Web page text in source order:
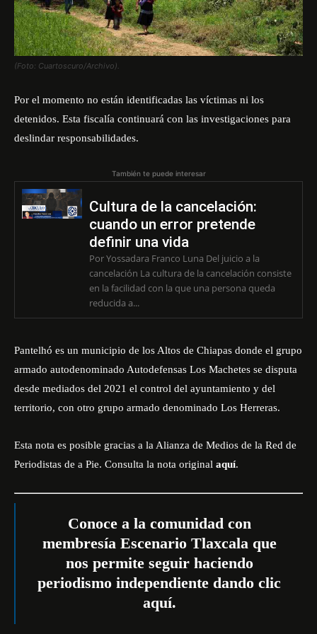
(Foto: Cuartoscuro/Archivo).
Por el momento no están identificadas las víctimas ni los
detenidos. Esta fiscalía continuará con las investigaciones para
deslindar responsabilidades.
También te puede interesar
Cultura de la cancelación:
cuando un error pretende
definir una vida
Por Yossadara Franco Luna Del juicio a la
cancelación La cultura de la cancelación consiste
en la facilidad con la que una persona queda
reducida a...
Pantelhó es un municipio de los Altos de Chiapas donde el grupo
armado autodenominado Autodefensas Los Machetes se disputa
desde mediados del 2021 el control del ayuntamiento y del
territorio, con otro grupo armado denominado Los Herreras.
Esta nota es posible gracias a la Alianza de Medios de la Red de
Periodistas de a Pie. Consulta la nota original aquí.
Conoce a la comunidad con
membresía Escenario Tlaxcala que
nos permite seguir haciendo
periodismo independiente dando clic
aquí.